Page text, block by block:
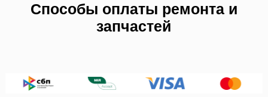
Способы оплаты ремонта и
запчастей